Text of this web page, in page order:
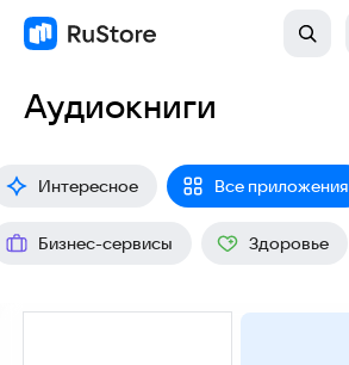
Аудиокниги
Интересное Все приложения
Бизнес-сервисы Здоровье